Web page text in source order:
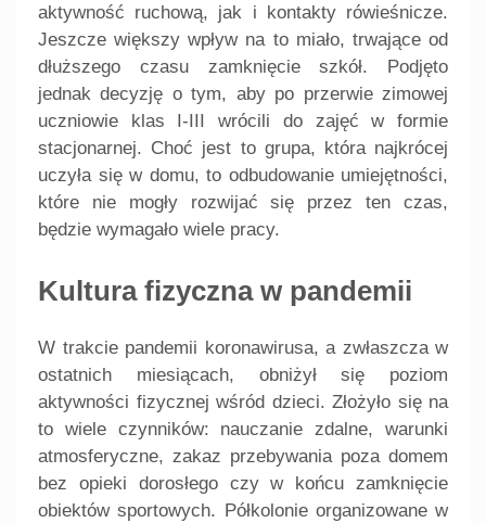
aktywność ruchową, jak i kontakty rówieśnicze.
Jeszcze większy wpływ na to miało, trwające od
dłuższego czasu zamknięcie szkół. Podjęto
jednak decyzję o tym, aby po przerwie zimowej
uczniowie klas I-III wrócili do zajęć w formie
stacjonarnej. Choć jest to grupa, która najkrócej
uczyła się w domu, to odbudowanie umiejętności,
które nie mogły rozwijać się przez ten czas,
będzie wymagało wiele pracy.
Kultura fizyczna w pandemii
W trakcie pandemii koronawirusa, a zwłaszcza w
ostatnich miesiącach, obniżył się poziom
aktywności fizycznej wśród dzieci. Złożyło się na
to wiele czynników: nauczanie zdalne, warunki
atmosferyczne, zakaz przebywania poza domem
bez opieki dorosłego czy w końcu zamknięcie
obiektów sportowych. Półkolonie organizowane w